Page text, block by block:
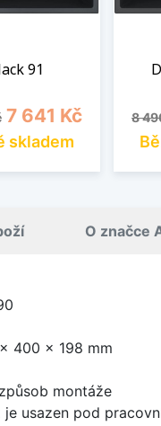
91
Cena
7 641 Kč
skladem
8
O značce
400 x 198 mm
montáže
je usazen pod